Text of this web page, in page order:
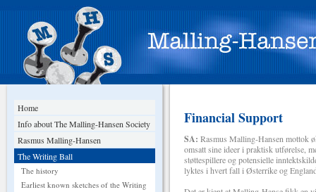
Home
Info about The Malling-Hansen Society
Rasmus Malling-Hansen
The Writing Ball
The history
Earliest known sketches of the Writing
Financial Support
SA: Rasmus Malling-Hansen mottok
omsatt sine ideer i praktisk utførelse,
støttespillere og potensielle
lyktes i hvert fall i Østerrike og